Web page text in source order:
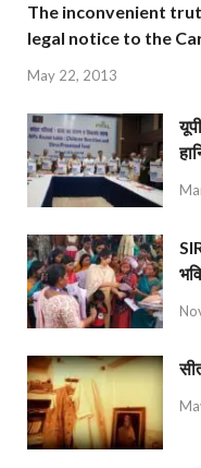
The inconvenient
legal notice to the
May 22, 2013